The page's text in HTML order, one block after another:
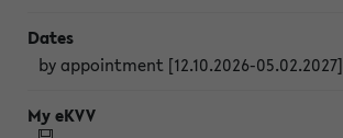
by appointment [12.10.2026-05.02.2027]